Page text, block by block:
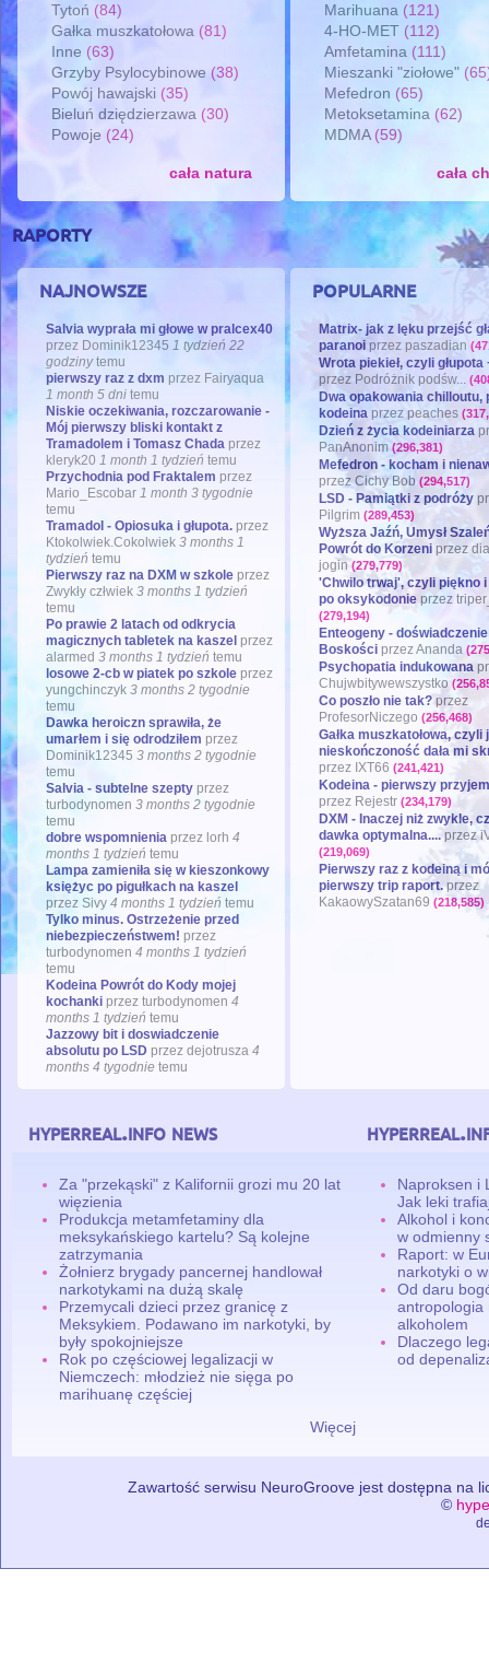
Tytoń (84)
Gałka muszkatołowa (81)
Inne (63)
Grzyby Psylocybinowe (38)
Powój hawajski (35)
Bieluń dziędzierzawa (30)
Powoje (24)
cała natura
Marihuana (121)
4-HO-MET (112)
Amfetamina (111)
Mieszanki "ziołowe"
Mefedron (65)
Metoksetamina (62)
MDMA (59)
cała
raporty
najnowsze
Salvia wyprała mi głowe w pralcex40
przez Dominik12345 1 tydzień 22
godzinytemu
pierwszy raz z dxm przez Fairyaqua
1 month 5 dni temu
Niskie oczekiwania, rozczarowanie -
Mój pierwszy bliski kontakt z
Tramadolem i Tomasz Chada przez
kleryk20 1 month 1 tydzień temu
Przychodnia pod Fraktalem przez
Mario_Escobar 1 month 3 tygodnie
temu
Tramadol - Opiosuka i głupota. przez
Ktokolwiek.Cokolwiek 3 months 1
tydzień temu
Pierwszy raz na DXM w szkole przez
Zwykły człwiek 3 months 1 tydzień
temu
Po prawie 2 latach od odkrycia
magicznych tabletek na kaszel przez
alarmed 3 months 1 tydzień temu
losowe 2-cb w piatek po szkole przez
yungchinczyk 3 months 2 tygodnie
temu
Dawka heroiczn sprawiła, że
umarłem i się odrodziłem przez
Dominik12345 3 months 2 tygodnie
temu
Salvia - subtelne szepty przez
turbodynomen 3 months 2 tygodnie
temu
dobre wspomnienia przez lorh 4
months 1 tydzień temu
Lampa zamieniła się w kieszonkowy
księżyc po pigułkach na kaszel
przezSivy 4 months 1 tydzień temu
Tylko minus. Ostrzeżenie przed
niebezpieczeństwem! przez
turbodynomen 4 months 1 tydzień
temu
Kodeina Powrót do Kody mojej
kochanki przezturbodynomen 4
months 1 tydzień temu
Jazzowy bit i doswiadczenie
absolutu po LSD przezdejotrusza 4
months 4 tygodnie temu
popularne
Matrix- jak z lęku przejść
paranoi przezpaszadian
Wrota piekieł, czyli głupota
przez Podróżnik podśw...
Dwa opakowania chilloutu,
kodeina przezpeaches
Dzień z życia kodeiniarza
PanAnonim(296,381)
Mefedron - kocham i
przezCichy Bob (294,517)
LSD - Pamiątki z podróży
Pilgrim (289,453)
Wyższa Jaźń, Umysł
Powrót do Korzeni przez
jogin (279,779)
'Chwilo trwaj', czyli piękno
po oksykodonie przez
(279,194)
Enteogeny - doświadczenie
Boskości przezAnanda
Psychopatia indukowana
Chujwbitywewszystko
Co poszło nie tak? przez
ProfesorNiczego (256,468)
Gałka muszkatołowa, czyli
nieskończoność dała mi
przez IXT66 (241,421)
Kodeina - pierwszy
przez Rejestr (234,179)
DXM - Inaczej niż zwykle,
dawka optymalna.... przez
(219,069)
Pierwszy raz z kodeiną i
pierwszy trip raport.przez
KakaowySzatan69 (218,585)
hyperreal.info news
Za "przekąski" z Kalifornii grozi mu 20 lat
więzienia
Produkcja metamfetaminy dla
meksykańskiego kartelu? Są kolejne
zatrzymania
Żołnierz brygady pancernej handlował
narkotykami na dużą skalę
Przemycali dzieci przez granicę z
Meksykiem. Podawano im narkotyki, by
były spokojniejsze
Rok po częściowej legalizacji w
Niemczech: młodzież nie sięga po
marihuanę częściej
Więcej
Naproksen i
Jak leki
Alkohol i
w odmienny
Raport: w
narkotyki o
Od daru
antropologia
alkoholem
Dlaczego
od
Zawartość serwisu NeuroGroove jest dostępna na
©